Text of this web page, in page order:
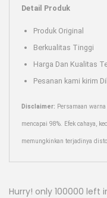
Detail Produk
Produk Original
Berkualitas Tinggi
Harga Dan Kualitas
Pesanan kami kirim
Disclaimer: Persamaan
mencapai 98%. Efek cahaya,
memungkinkan terjadinya
Hurry! only 100000 left